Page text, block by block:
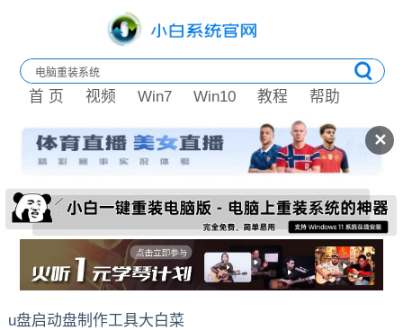
✕
首 页 视频 Win7 Win10 教程 帮助
u盘启动盘制作工具大白菜